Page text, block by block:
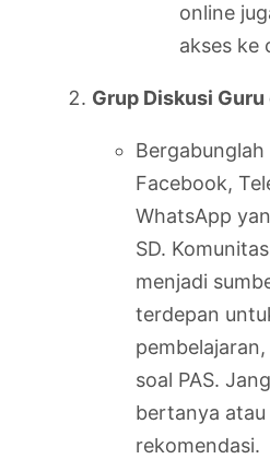
online
akses ke
Grup Diskusi
Facebook,
WhatsApp
SD.
menjadi
terdepan
soal PAS.
bertanya
rekomendasi.